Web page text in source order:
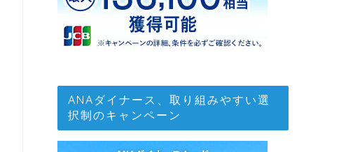
ANAダイナース、取り組みやすい選
択制のキャンペーン